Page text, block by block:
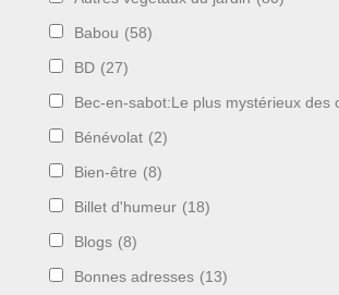
Babou (58)
BD (27)
Bec-en-sabot:Le plus mystérieux des
Bénévolat (2)
Bien-être (8)
Billet d'humeur (18)
Blogs (8)
Bonnes adresses (13)